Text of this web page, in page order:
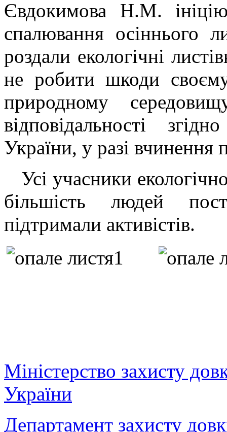
Євдокимова Н.М.
спалювання осіннього
роздали екологічні
не робити шкоди
природному
відповідальності
України, у разі вчинення
Усі учасники
більшість людей
підтримали активістів.
Міністерство захисту
України
Департамент захисту